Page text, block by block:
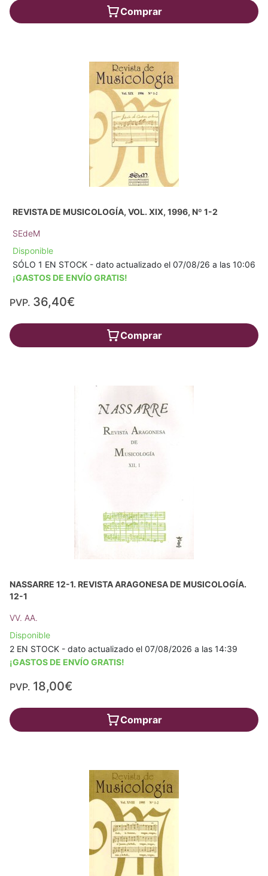
Comprar
REVISTA DE MUSICOLOGÍA, VOL. XIX, 1996, Nº 1-2
SEdeM
Disponible
SÓLO 1 EN STOCK - dato actualizado el 07/08/26 a las 10:06
¡GASTOS DE ENVÍO GRATIS!
PVP. 36,40€
Comprar
NASSARRE 12-1. REVISTA ARAGONESA DE MUSICOLOGÍA.
12-1
VV. AA.
Disponible
2 EN STOCK - dato actualizado el 07/08/2026 a las 14:39
¡GASTOS DE ENVÍO GRATIS!
PVP. 18,00€
Comprar